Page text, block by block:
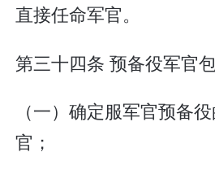
直接任命军官。
第三十四条 预备役军官
（一）确定服军官预备
官；